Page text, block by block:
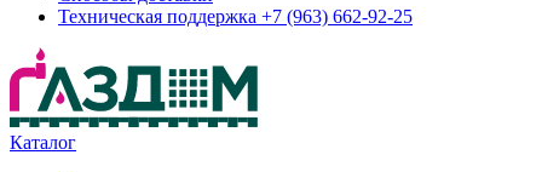
Техническая поддержка +7 (963) 662-92-25
Каталог